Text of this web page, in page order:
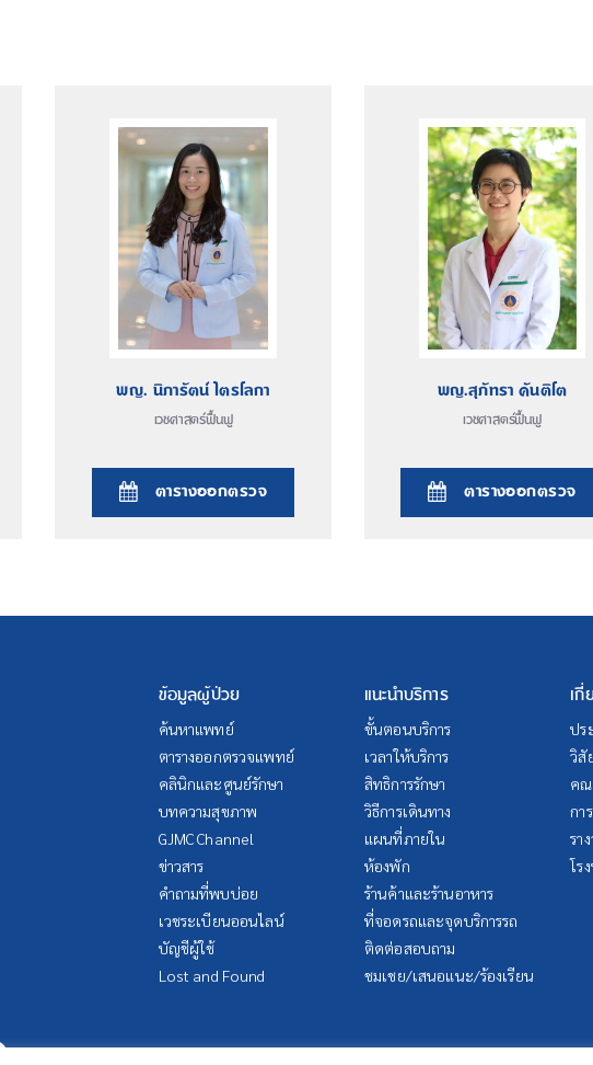
เวชศาสตร์ฟื้นฟู
พญ. นิภารัตน์ ไตรโลกา
ตารางออกตรวจ
เวชศาสตร์ฟื้นฟู
พญ.สุภัทรา คันติโต
ตารางออกตรวจ
ข้อมูลผู้ป่วย
ค้นหาแพทย์
ตารางออกตรวจแพทย์
คลินิกและศูนย์รักษา
บทความสุขภาพ
GJMC Channel
ข่าวสาร
คำถามที่พบบ่อย
เวชระเบียนออนไลน์
บัญชีผู้ใช้
Lost and Found
แนะนำบริการ
ขั้นตอนบริการ
เวลาให้บริการ
สิทธิการรักษา
วิธีการเดินทาง
แผนที่ภายใน
ห้องพัก
ร้านค้าและร้านอาหาร
ที่จอดรถและจุดบริการรถ
ติดต่อสอบถาม
ชมเชย/เสนอแนะ/ร้องเรียน
เกี่
ปร
วิสั
คณ
กา
รา
โร